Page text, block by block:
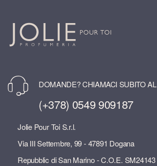
DOMANDE? CHIAMACI SUBITO AL
(+378) 0549 909187
Jolie Pour Toi S.r.l.
Via III Settembre, 99 - 47891 Dogana
Repubblic di San Marino - C.O.E. SM24143